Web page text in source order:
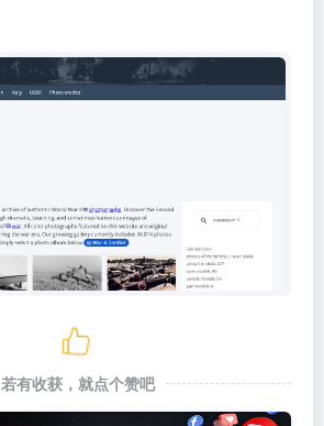
若有收获，就点个赞吧